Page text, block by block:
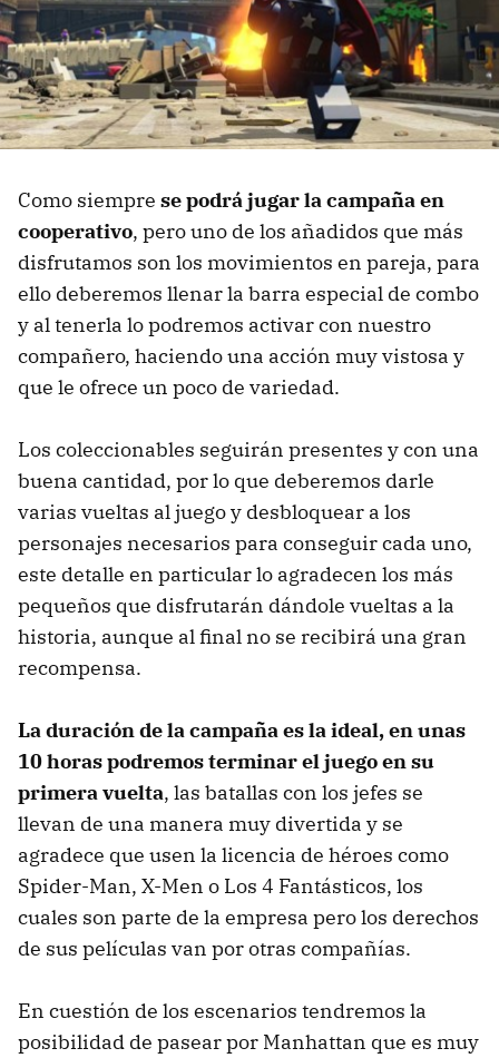
Como siempre se podrá jugar la campaña en
cooperativo, pero uno de los añadidos que más
disfrutamos son los movimientos en pareja, para
ello deberemos llenar la barra especial de combo
y al tenerla lo podremos activar con nuestro
compañero, haciendo una acción muy vistosa y
que le ofrece un poco de variedad.
Los coleccionables seguirán presentes y con una
buena cantidad, por lo que deberemos darle
varias vueltas al juego y desbloquear a los
personajes necesarios para conseguir cada uno,
este detalle en particular lo agradecen los más
pequeños que disfrutarán dándole vueltas a la
historia, aunque al final no se recibirá una gran
recompensa.
La duración de la campaña es la ideal, en unas
10 horas podremos terminar el juego en su
primera vuelta, las batallas con los jefes se
llevan de una manera muy divertida y se
agradece que usen la licencia de héroes como
Spider-Man, X-Men o Los 4 Fantásticos, los
cuales son parte de la empresa pero los derechos
de sus películas van por otras compañías.
En cuestión de los escenarios tendremos la
posibilidad de pasear por Manhattan que es muy